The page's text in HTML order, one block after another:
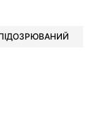
Whatsapp
у Messenger